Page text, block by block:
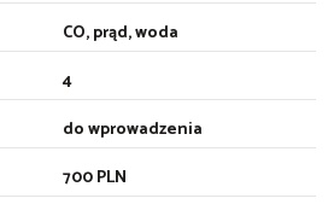
CO, prąd, woda
4
do wprowadzenia
700 PLN